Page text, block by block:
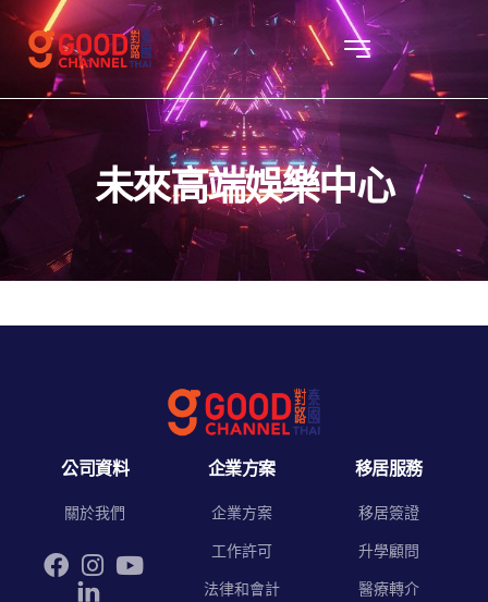
未來高端娛樂中心
公司資料
關於我們
企業方案
企業方案
工作許可
法律和會計
移居服務
移居簽證
升學顧問
醫療轉介